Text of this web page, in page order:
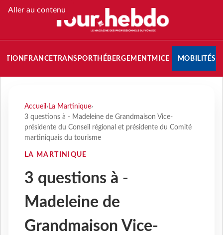
Aller au contenu
FRANCETRANSPORT HÉBERGEMENTMICE MOBILITÉS
Accueil › La Martinique›
3 questions à - Madeleine de Grandmaison Vice-
présidente du Conseil régional et présidente du Comité
martiniquais du tourisme
LA MARTINIQUE
3 questions à -
Madeleine de
Grandmaison Vice-